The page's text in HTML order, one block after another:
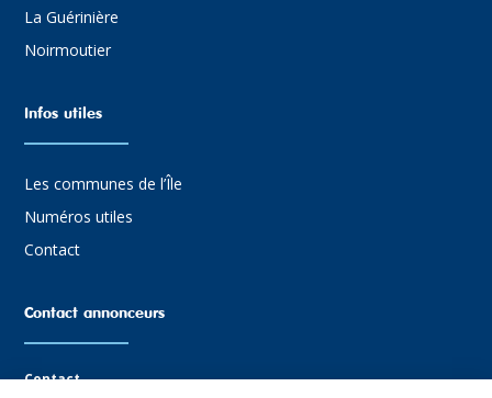
La Guérinière
Noirmoutier
Infos utiles
Les communes de l’Île
Numéros utiles
Contact
Contact annonceurs
Contact